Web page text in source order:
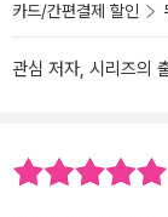
카드/간편결제 할인
관심 저자, 시리즈의